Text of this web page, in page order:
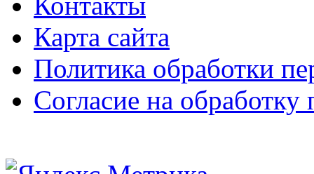
Карта сайта
Политика обработки
Согласие на